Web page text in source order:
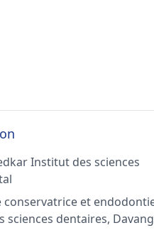
Institut des sciences
conservatrice et
sciences dentaires,